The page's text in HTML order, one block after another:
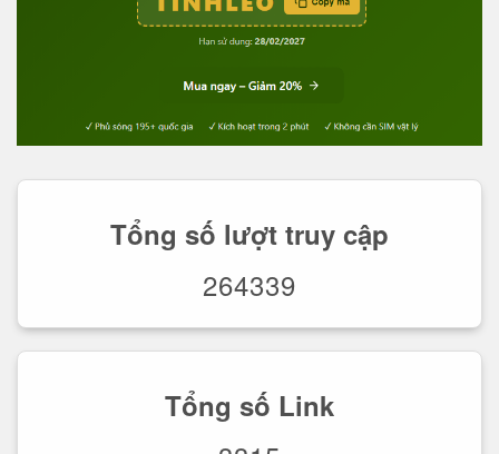
Tổng số lượt truy cập
264339
Tổng số Link